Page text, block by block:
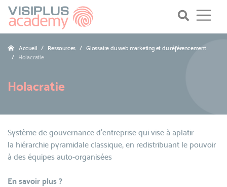
Accueil Ressources
Glossaire du web marketing et du référencement
Holacratie
Holacratie
Système de gouvernance d'entreprise qui vise à aplatir
la hiérarchie pyramidale classique, en redistribuant le pouvoir
à des équipes auto-organisées
En savoir plus ?